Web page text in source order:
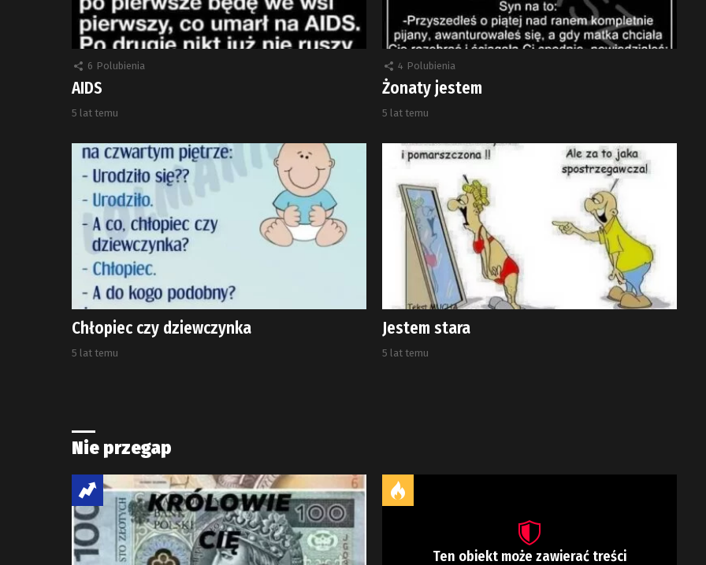
6 Polubienia
AIDS
5 lat temu
4 Polubienia
Żonaty jestem
5 lat temu
Chłopiec czy dziewczynka
5 lat temu
Jestem stara
5 lat temu
Nie przegap
Ten obiekt może zawierać treści